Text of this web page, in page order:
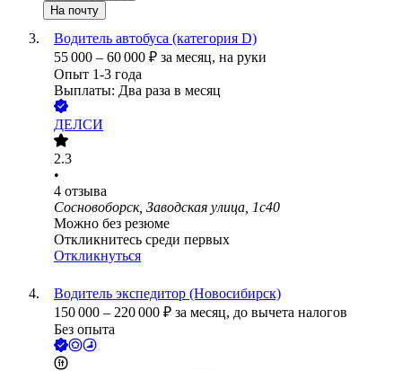
На почту
Водитель автобуса (категория D)
55 000 – 60 000 ₽ за месяц, на руки
Опыт 1-3 года
Выплаты: Два раза в месяц
ДЕЛСИ
2.3
•
4 отзыва
Сосновоборск, Заводская улица, 1с40
Можно без резюме
Откликнитесь среди первых
Откликнуться
Водитель экспедитор (Новосибирск)
150 000 – 220 000 ₽ за месяц, до вычета налогов
Без опыта